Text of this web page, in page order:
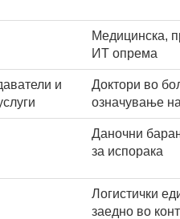
Медицинска,
ИТ опрема
и
Доктори во
означување
Даночни
за испорака
Логистички
заедно во